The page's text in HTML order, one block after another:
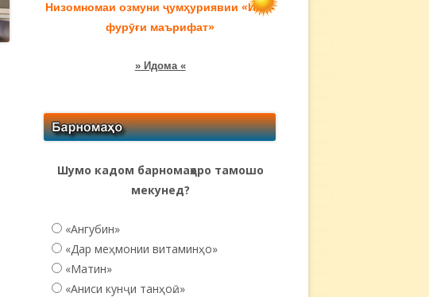
Низомномаи озмуни ҷумҳуриявии «Илм-
фурӯғи маърифат»
» Идома «
Шумо кадом барномаҳоро тамошо
мекунед?
«Ангубин»
«Дар меҳмонии витаминҳо»
«Матин»
«Аниси кунҷи танҳоӣ...»